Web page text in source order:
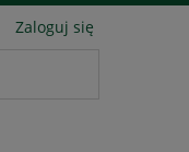
Zaloguj się